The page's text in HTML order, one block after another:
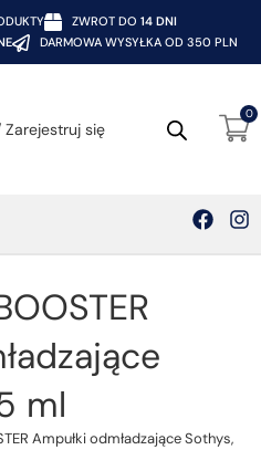
ZWROT DO 14 DNI
DARMOWA WYSYŁKA OD 350 PLN
Zarejestruj się
0
ml
Ampułki odmładzające Sothys, 7 ×